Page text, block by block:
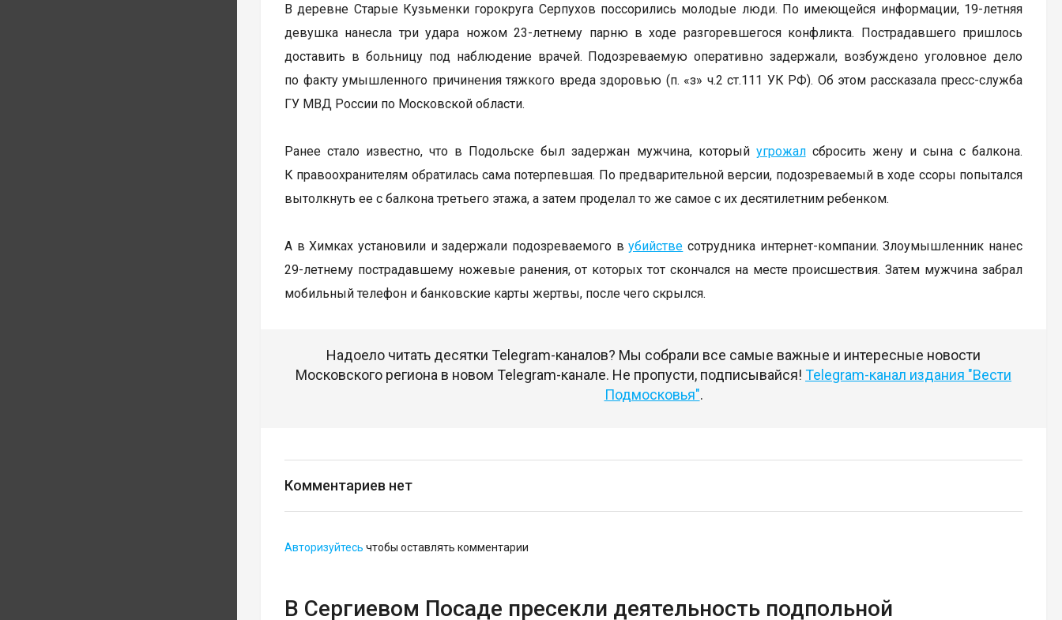
В деревне Старые Кузьменки горокруга Серпухов поссорились молодые люди. По имеющейся информации, 19-летняя
девушка нанесла три удара ножом 23-летнему парню в ходе разгоревшегося конфликта. Пострадавшего пришлось
доставить в больницу под наблюдение врачей. Подозреваемую оперативно задержали, возбуждено уголовное дело
по факту умышленного причинения тяжкого вреда здоровью (п. «з» ч.2 ст.111 УК РФ). Об этом рассказала пресс-служба
ГУ МВД России по Московской области.
Ранее стало известно, что в Подольске был задержан мужчина, который угрожалсбросить жену и сына с балкона.
К правоохранителям обратилась сама потерпевшая. По предварительной версии, подозреваемый в ходе ссоры попытался
вытолкнуть ее с балкона третьего этажа, а затем проделал то же самое с их десятилетним ребенком.
А в Химках установили и задержали подозреваемого вубийстве сотрудника интернет-компании. Злоумышленник нанес
29-летнему пострадавшему ножевые ранения, от которых тот скончался на месте происшествия. Затем мужчина забрал
мобильный телефон и банковские карты жертвы, после чего скрылся.
Надоело читать десятки Telegram-каналов? Мы собрали все самые важные и интересные новости
Московского региона в новом Telegram-канале. Не пропусти, подписывайся! Telegram-канал издания "Вести
Подмосковья".
Комментариев нет
Авторизуйтесь чтобы оставлять комментарии
В Сергиевом Посаде пресекли деятельность подпольной